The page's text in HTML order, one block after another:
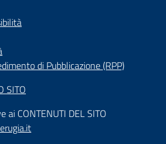
di Pubblicazione (RPP)
SITO
ai CONTENUTI DEL SITO